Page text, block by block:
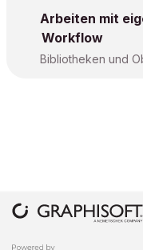
Arbeiten mit
Workflow
Bibliotheken und